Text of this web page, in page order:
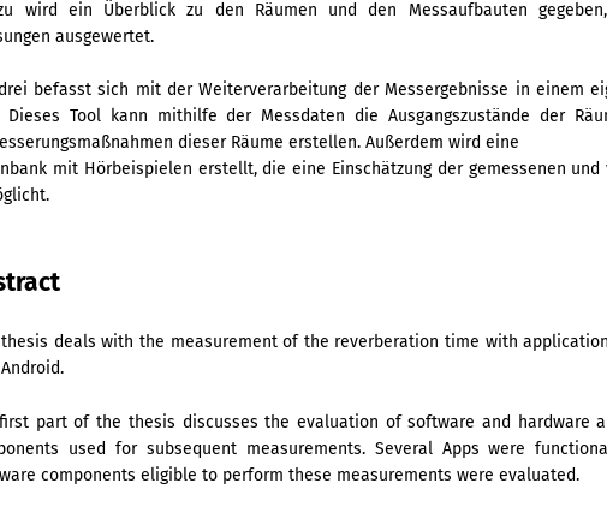
wird ein Überblick zu den Räumen und den Messaufbauten
ausgewertet.
befasst sich mit der Weiterverarbeitung der Messergebnisse in einem
Dieses Tool kann mithilfe der Messdaten die Ausgangszustände der
dieser Räume erstellen. Außerdem wird eine
mit Hörbeispielen erstellt, die eine Einschätzung der gemessenen
deals with the measurement of the reverberation time with
part of the thesis discusses the evaluation of software and hardware
used for subsequent measurements. Several Apps were
components eligible to perform these measurements were evaluated.